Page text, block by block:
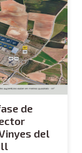
de
del